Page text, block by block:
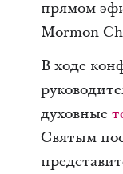
прямом
Mormon
В ходе
духовные
Святым